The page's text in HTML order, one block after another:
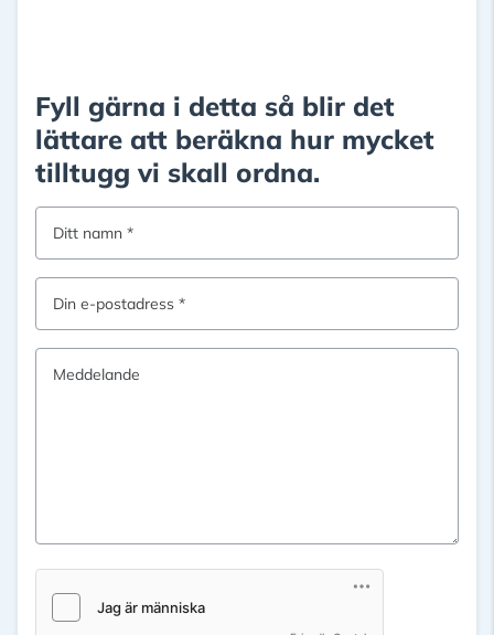
Fyll gärna i detta så blir det
lättare att beräkna hur mycket
tilltugg vi skall ordna.
Ditt namn
Din e-postadress
Meddelande